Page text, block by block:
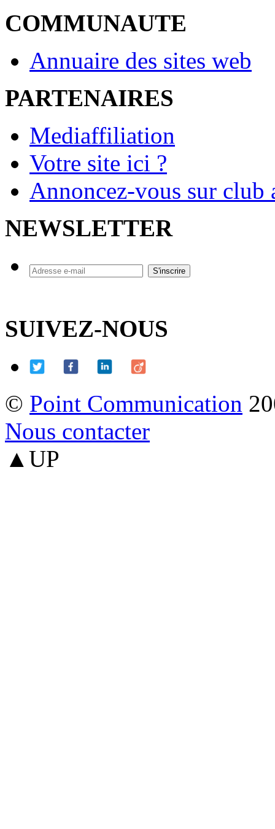
COMMUNAUTE
Annuaire des sites web
PARTENAIRES
Mediaffiliation
Votre site ici ?
Annoncez-vous sur
NEWSLETTER
SUIVEZ-NOUS
© Point Communication
Nous contacter
▲UP